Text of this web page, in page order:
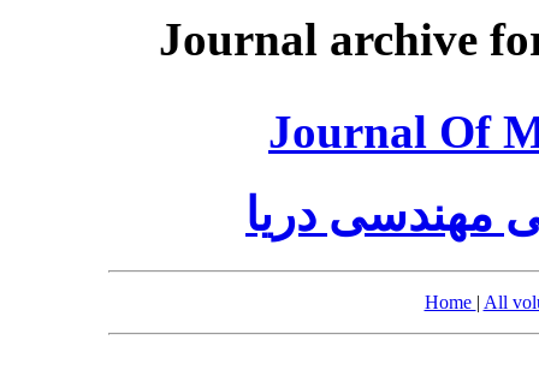
Journal archive
Journal Of
مهندسی دریا
Home | All